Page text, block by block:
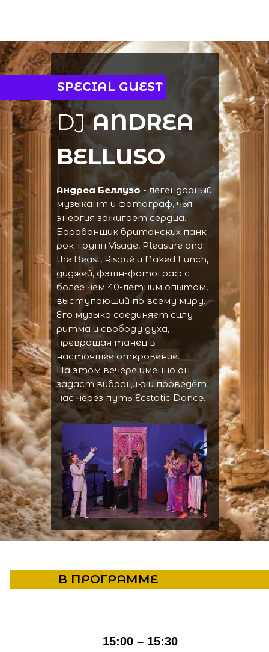
DJANDREA
BELLUSO
SPECIAL GUEST
Андреа Беллузо - легендарный
музыкант и фотограф, чья
энергия зажигает сердца.
Барабанщик британских панк-
рок-групп Visage, Pleasure and
the Beast, Risqué и Naked Lunch,
диджей, фэшн-фотограф с
более чем 40-летним опытом,
выступаюший по всему миру.
Его музыка соединяет силу
ритма и свободу духа,
превращая танец в
настоящее откровение.
На этом вечере именно он
задаст вибрацию и проведёт
нас через путь Ecstatic Dance.
15:00 – 15:30
В ПРОГРАММЕ